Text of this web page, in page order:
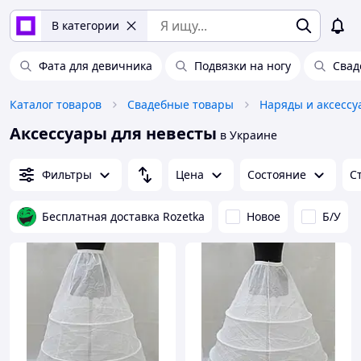
В категории
Фата для девичника Подвязки на ногу
Каталог товаров Свадебные товары Наряды и
Аксессуары для невесты в Украине
Фильтры Цена Состояние
Бесплатная доставка Rozetka Новое Б/У